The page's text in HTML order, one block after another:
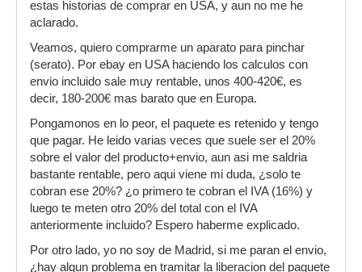
estas historias de comprar en USA, y aun no me he
aclarado.
Veamos, quiero comprarme un aparato para pinchar
(serato). Por ebay en USA haciendo los calculos con
envio incluido sale muy rentable, unos 400-420€, es
decir, 180-200€ mas barato que en Europa.
Pongamonos en lo peor, el paquete es retenido y tengo
que pagar. He leido varias veces que suele ser el 20%
sobre el valor del producto+envio, aun asi me saldria
bastante rentable, pero aqui viene mi duda, ¿solo te
cobran ese 20%? ¿o primero te cobran el IVA (16%) y
luego te meten otro 20% del total con el IVA
anteriormente incluido? Espero haberme explicado.
Por otro lado, yo no soy de Madrid, si me paran el envio,
¿hay algun problema en tramitar la liberacion del paquete